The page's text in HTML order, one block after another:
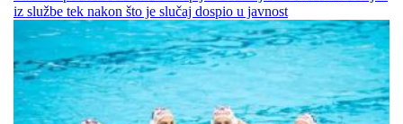
iz službe tek nakon što je slučaj dospio u javnost